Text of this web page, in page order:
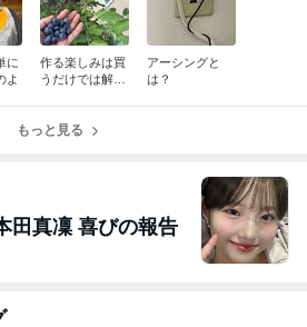
に
よ
作る楽しみは買
うだけでは解ら
アーシングと
は？
もっと見る
田真凜 喜びの報告